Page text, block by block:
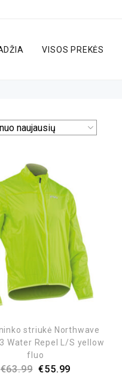
VISOS PREKĖS
striukė Northwave
Water Repel L/S yellow
fluo
€63.99 €55.99